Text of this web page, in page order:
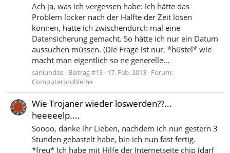
Ach ja, was ich vergessen habe: Ich hätte das
Problem locker nach der Hälfte der Zeit lösen
können, hätte ich zwischendurch mal eine
Datensicherung gemacht. So hätte ich nur ein Datum
aussuchen müssen. (Die Frage ist nur, *hüstel* wie
macht man eigentlich so ne generelle...
saniundso Beitrag #13 17. Feb. 2013 Forum:
Computerprobleme
Wie Trojaner wieder loswerden??...
heeeeelp....
Soooo, danke ihr Lieben, nachdem ich nun gestern 3
Stunden gebastelt habe, bin ich nun fast fertig.
*freu* Ich habe mit Hilfe der Internetseite chip (darf